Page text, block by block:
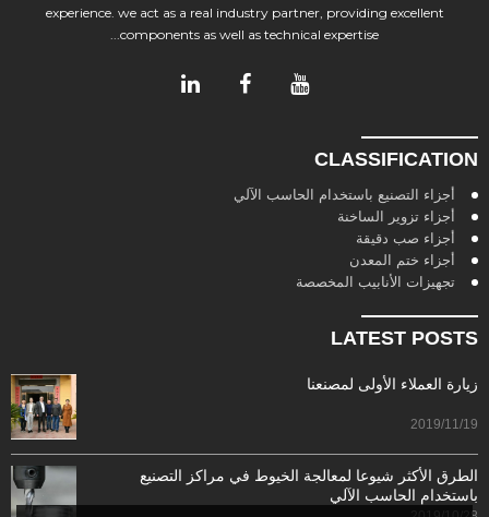
experience. we act as a real industry partner, providing excellent
components as well as technical expertise...
CLASSIFICATION
أجزاء التصنيع باستخدام الحاسب الآلي
أجزاء تزوير الساخنة
أجزاء صب دقيقة
أجزاء ختم المعدن
تجهيزات الأنابيب المخصصة
LATEST POSTS
زيارة العملاء الأولى لمصنعنا
2019/11/19
الطرق الأكثر شيوعا لمعالجة الخيوط في مراكز التصنيع
باستخدام الحاسب الآلي